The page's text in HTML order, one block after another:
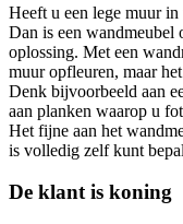
Heeft u een lege muur
Dan is een wandmeubel
oplossing. Met een
muur opfleuren, maar
Denk bijvoorbeeld aan
aan planken waarop u
Het fijne aan het
is volledig zelf kunt
De klant is koning